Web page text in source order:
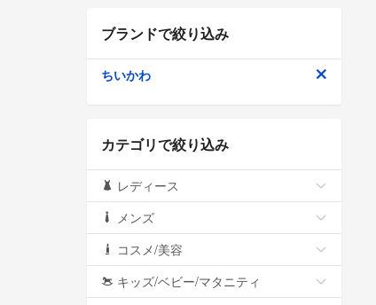
ブランドで絞り込み
ちいかわ
カテゴリで絞り込み
レディース
メンズ
コスメ/美容
キッズ/ベビー/マタニティ